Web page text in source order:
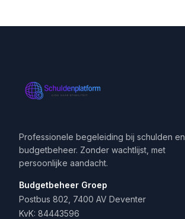
Professionele begeleiding bij schulden en
budgetbeheer. Zonder wachtlijst, met
persoonlijke aandacht.
Budgetbeheer Groep
Postbus 802, 7400 AV Deventer
KvK: 84443596